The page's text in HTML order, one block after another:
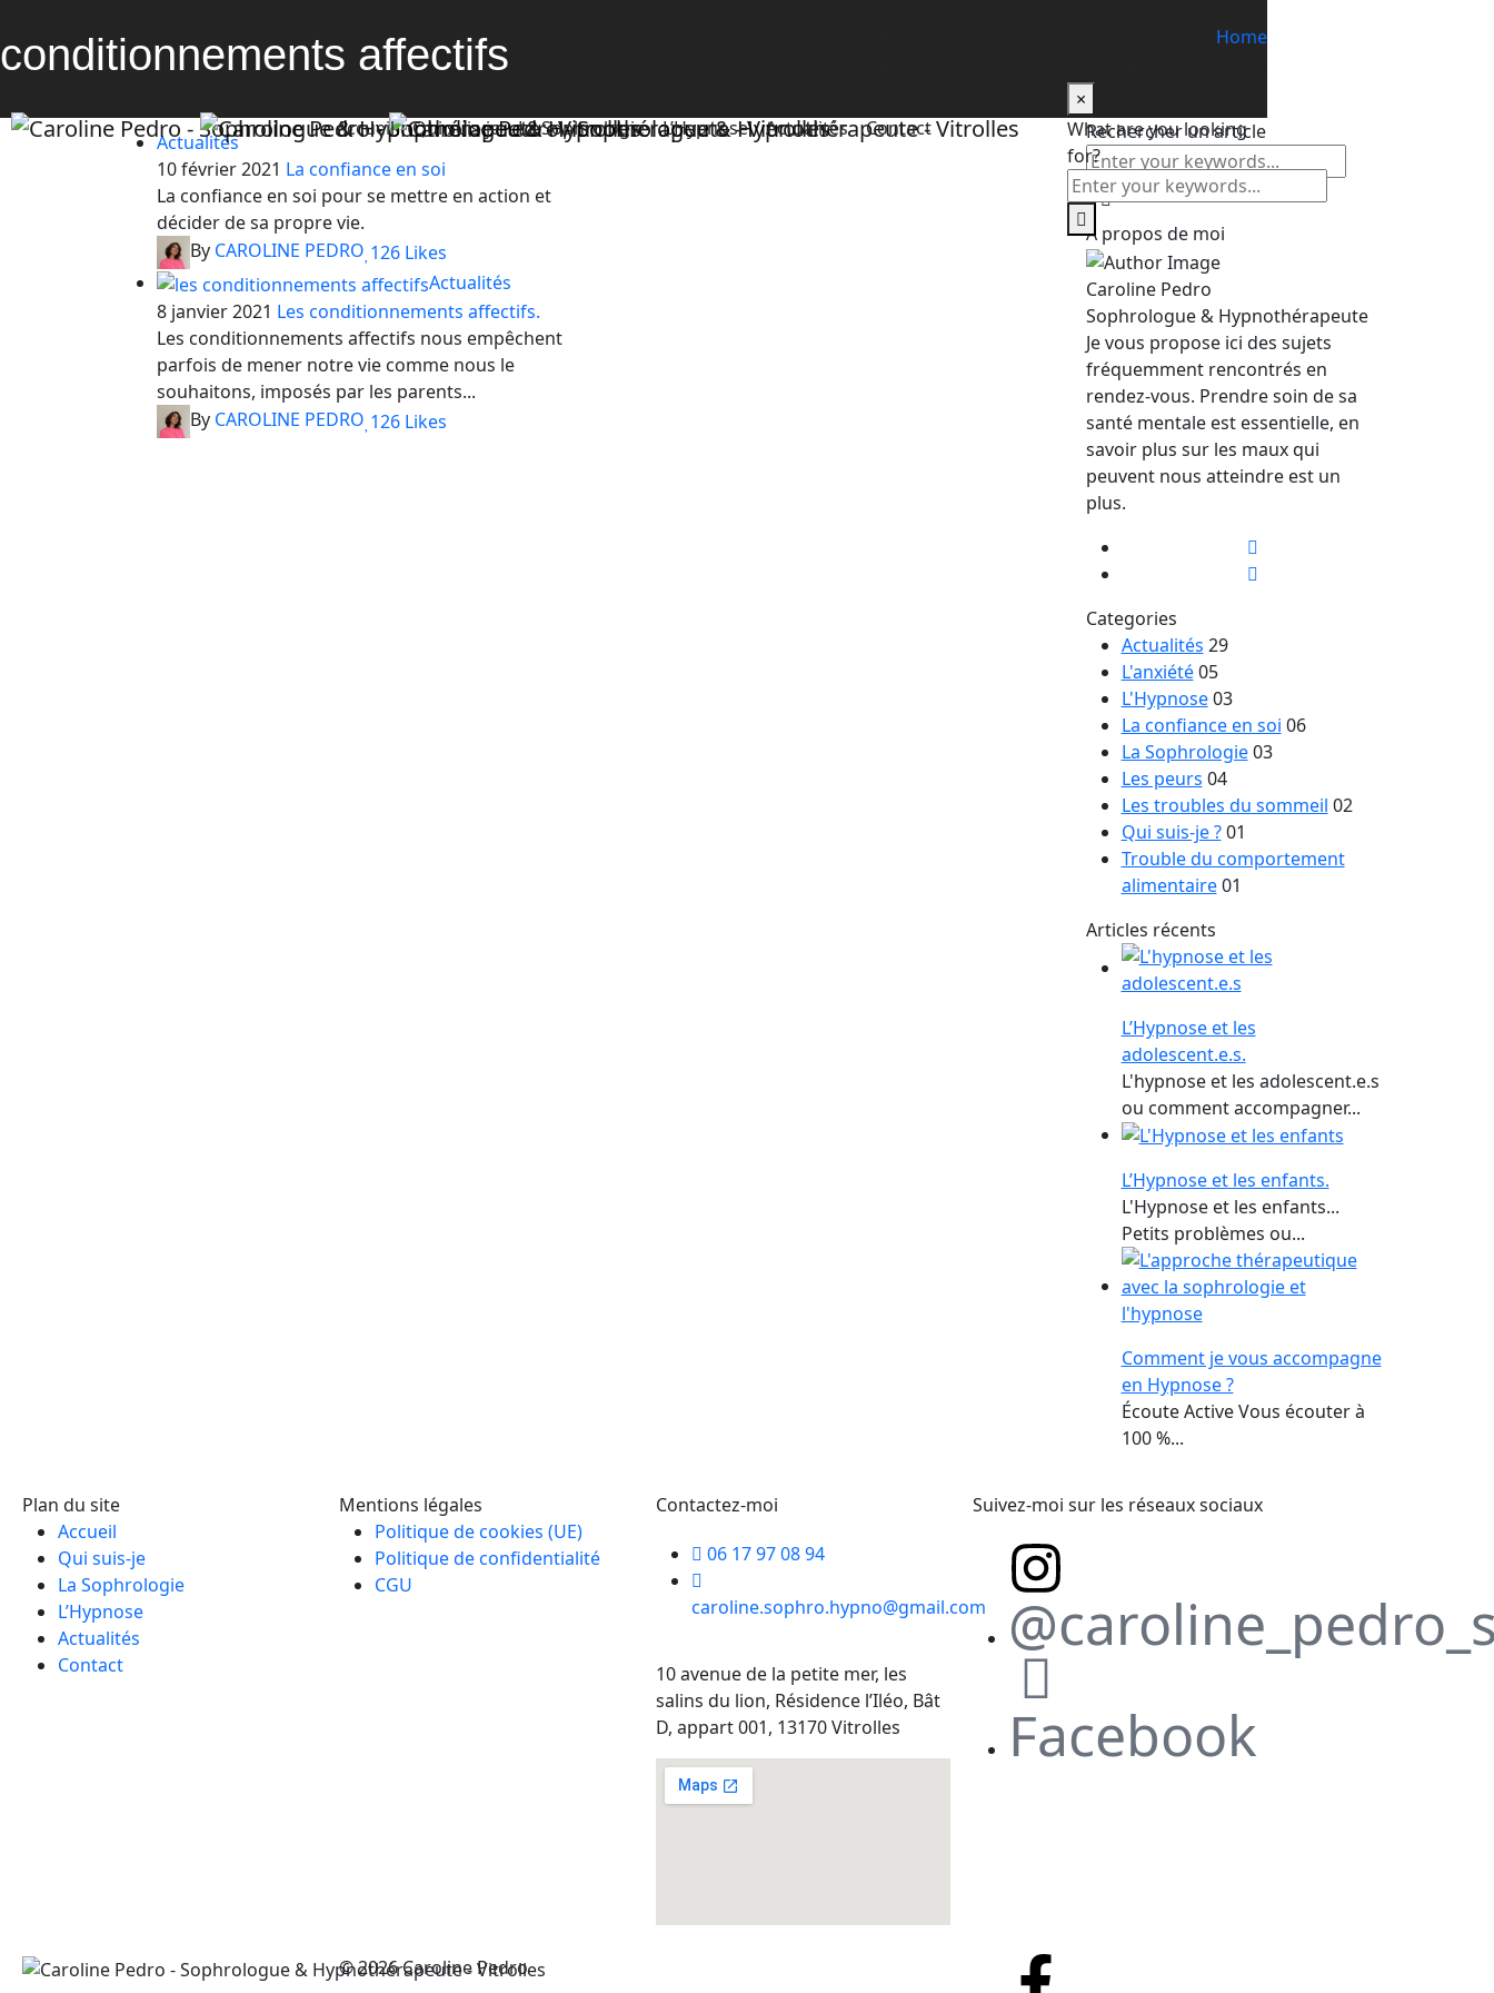
Accueil Qui suis-je La Sophrologie L’Hypnose Actualités Contact
×
What are you looking
for?
conditionnements affectifs
Home
Actualités
10 février 2021 La confiance en soi
La confiance en soi pour se mettre en action et
décider de sa propre vie.
By CAROLINE PEDRO 126 Likes
Actualités
8 janvier 2021 Les conditionnements affectifs.
Les conditionnements affectifs nous empêchent
parfois de mener notre vie comme nous le
souhaitons, imposés par les parents...
By CAROLINE PEDRO 126 Likes
Rechercher un article
À propos de moi
Caroline Pedro
Sophrologue & Hypnothérapeute
Je vous propose ici des sujets
fréquemment rencontrés en
rendez-vous. Prendre soin de sa
santé mentale est essentielle, en
savoir plus sur les maux qui
peuvent nous atteindre est un
plus.
Categories
Actualités 29
L'anxiété 05
L'Hypnose 03
La confiance en soi 06
La Sophrologie 03
Les peurs 04
Les troubles du sommeil 02
Qui suis-je ? 01
Trouble du comportement
alimentaire 01
Articles récents
L’Hypnose et les
adolescent.e.s.
L'hypnose et les adolescent.e.s
ou comment accompagner...
L’Hypnose et les enfants.
L'Hypnose et les enfants...
Petits problèmes ou...
Comment je vous accompagne
en Hypnose ?
Écoute Active Vous écouter à
100 %...
Plan du site
Accueil
Qui suis-je
La Sophrologie
L’Hypnose
Actualités
Contact
Mentions légales
Politique de cookies (UE)
Politique de confidentialité
CGU
Contactez-moi
06 17 97 08 94
caroline.sophro.hypno@gmail.com
10 avenue de la petite mer, les
salins du lion, Résidence l’Iléo, Bât
D, appart 001, 13170 Vitrolles
Suivez-moi sur les réseaux sociaux
Facebook
© 2026 Caroline Pedro